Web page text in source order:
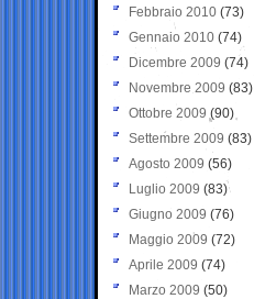
Febbraio 2010 (73)
Gennaio 2010 (74)
Dicembre 2009 (74)
Novembre 2009 (83)
Ottobre 2009 (90)
Settembre 2009 (83)
Agosto 2009 (56)
Luglio 2009 (83)
Giugno 2009 (76)
Maggio 2009 (72)
Aprile 2009 (74)
Marzo 2009 (50)